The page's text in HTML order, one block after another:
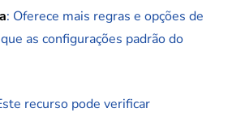
: Oferece mais regras e opções de
as configurações padrão do
recurso pode verificar